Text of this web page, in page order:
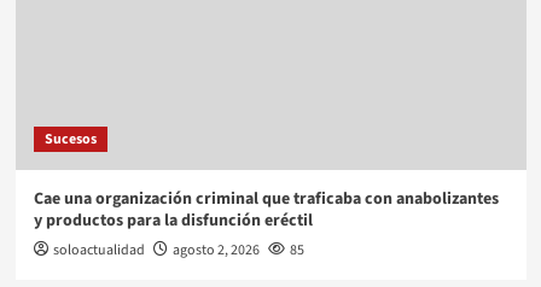
Sucesos
Cae una organización criminal que traficaba con anabolizantes
y productos para la disfunción eréctil
soloactualidad agosto 2, 2026 85